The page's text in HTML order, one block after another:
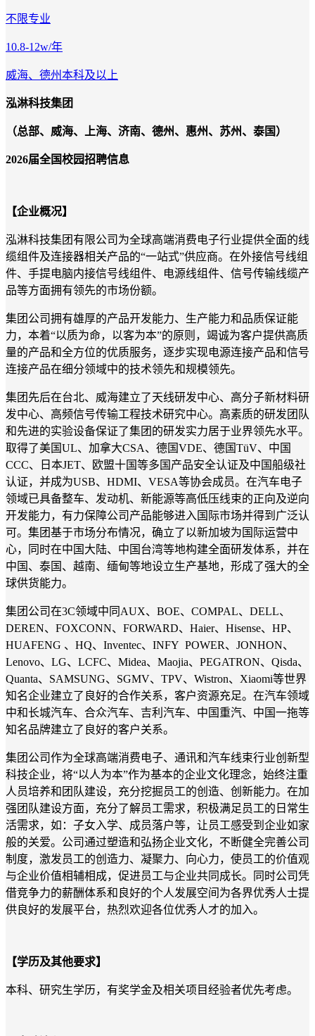
不限专业
10.8-12w/年
威海、德州本科及以上
泓淋科技集团
（总部、威海、上海、济南、德州、惠州、苏州、泰国）
2026届全国校园招聘信息
【企业概况】
泓淋科技集团有限公司为全球高端消费电子行业提供全面的线
缆组件及连接器相关产品的“一站式”供应商。在外接信号线组
件、手提电脑内接信号线组件、电源线组件、信号传输线缆产
品等方面拥有领先的市场份额。
集团公司拥有雄厚的产品开发能力、生产能力和品质保证能
力，本着“以质为命，以客为本”的原则，竭诚为客户提供高质
量的产品和全方位的优质服务，逐步实现电源连接产品和信号
连接产品在细分领域中的技术领先和规模领先。
集团先后在台北、威海建立了天线研发中心、高分子新材料研
发中心、高频信号传输工程技术研究中心。高素质的研发团队
和先进的实验设备保证了集团的研发实力居于业界领先水平。
取得了美国UL、加拿大CSA、德国VDE、德国TüV、中国
CCC、日本JET、欧盟十国等多国产品安全认证及中国船级社
认证，并成为USB、HDMI、VESA等协会成员。在汽车电子
领域已具备整车、发动机、新能源等高低压线束的正向及逆向
开发能力，有力保障公司产品能够进入国际市场并得到广泛认
可。 集团基于市场分布情况，确立了以新加坡为国际运营中
心，同时在中国大陆、中国台湾等地构建全面研发体系，并在
中国、泰国、越南、缅甸等地设立生产基地，形成了强大的全
球供货能力。
集团公司在3C领域中同 AUX、 BOE、 COMPAL、 DELL、
DEREN、 FOXCONN、 FORWARD、 Haier、 Hisense、 HP、
HUAFENG 、 HQ、 Inventec、 INFY POWER、 JONHON、
Lenovo、 LG、 LCFC、 Midea、 Maojia、 PEGATRON、 Qisda、
Quanta、 SAMSUNG、 SGMV、 TPV、 Wistron、 Xiaomi等世界
知名企业建立了良好的合作关系， 客户资源充足。在汽车领域
中和长城汽车、合众汽车、吉利汽车、中国重汽、中国一拖等
知名品牌建立了良好的客户关系。
集团 公司作为全球高端消费电子、通讯和汽车线束行业创新型
科技企业，将“以人为本”作为基本的企业文化理念，始终注重
人员培养和团队建设，充分挖掘员工的创造、创新能力。在加
强团队建设方面，充分了解员工需求，积极满足员工的日常生
活需求，如：子女入学、成员落户等，让员工感受到企业如家
般的关爱。公司通过塑造和弘扬企业文化，不断健全完善公司
制度，激发员工的创造力、凝聚力、向心力，使员工的价值观
与企业价值相辅相成，促进员工与企业共同成长。同时公司凭
借竞争力的薪酬体系和良好的个人发展空间为各界优秀人士提
供良好的发展平台，热烈欢迎各位优秀人才的加入。
【学历及其他要求】
本科、研究生学历，有奖学金及相关项目经验者优先考虑。